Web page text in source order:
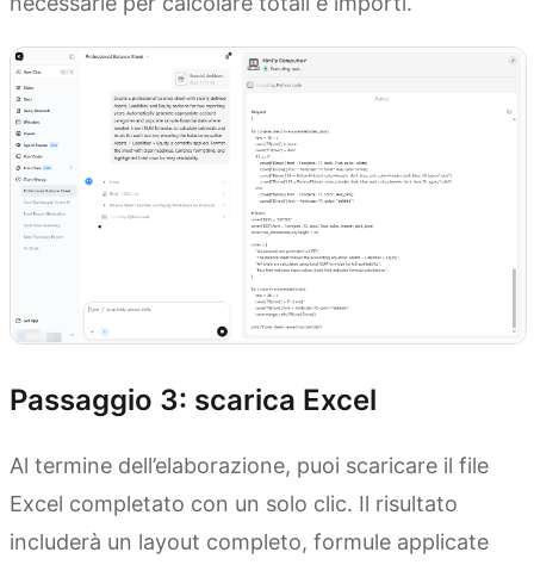
Passaggio 3: scarica Excel
Al termine dell’elaborazione, puoi scaricare il file
Excel completato con un solo clic. Il risultato
includerà un layout completo, formule applicate